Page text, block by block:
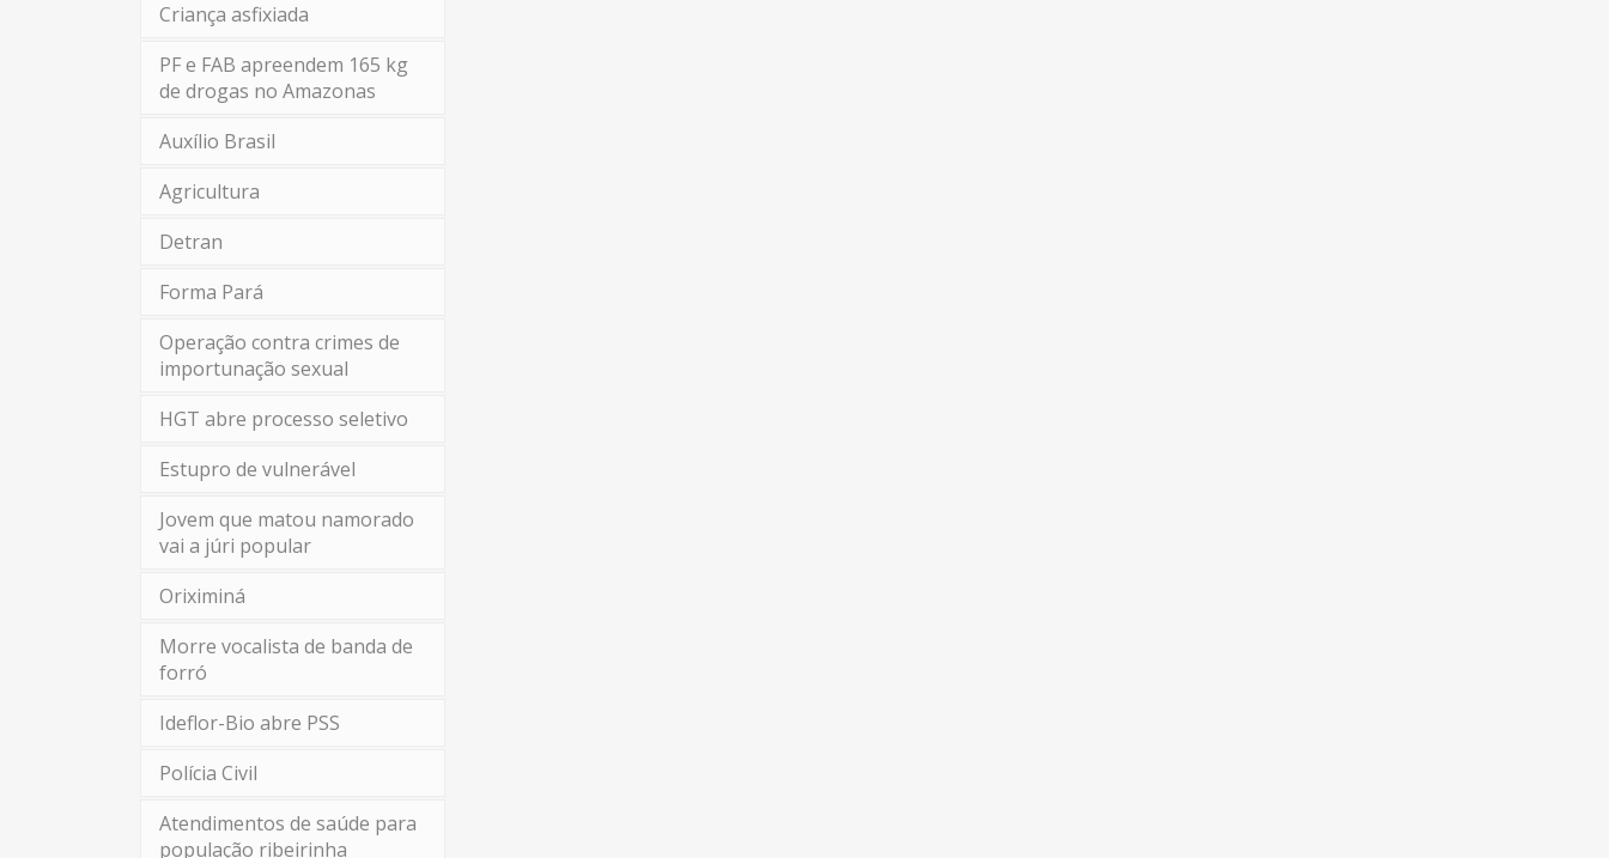
Criança asfixiada
PF e FAB apreendem 165 kg
de drogas no Amazonas
Auxílio Brasil
Agricultura
Detran
Forma Pará
Operação contra crimes de
importunação sexual
HGT abre processo seletivo
Estupro de vulnerável
Jovem que matou namorado
vai a júri popular
Oriximiná
Morre vocalista de banda de
forró
Ideflor-Bio abre PSS
Polícia Civil
Atendimentos de saúde para
população ribeirinha